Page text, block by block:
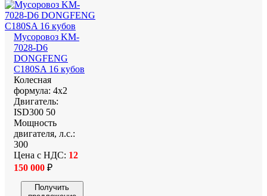
Мусоровоз KM-
7028-D6
DONGFENG
C180SA 16 кубов
Колесная
формула: 4х2
Двигатель:
ISD300 50
Мощность
двигателя, л.с.:
300
Цена с НДС: 12
150 000 ₽
Получить